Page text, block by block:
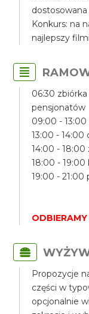
Konkurs: na
najlepszy
06:30
pensjonatów
09:00 -
13:00 - 14:00
14:00 - 18:00
18:00 - 19:00
19:00 - 21:00
Propozycje
części w
opcjonalnie